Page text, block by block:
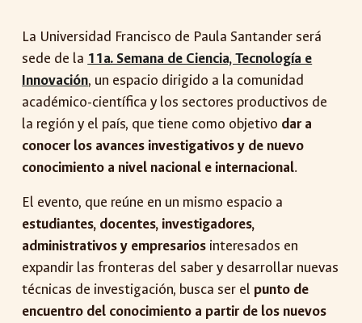
La Universidad Francisco de Paula Santander será
sede de la 11a. Semana de Ciencia, Tecnología e
Innovación, un espacio dirigido a la comunidad
académico-científica y los sectores productivos de
la región y el país, que tiene como objetivo dar a
conocer los avances investigativos y de nuevo
conocimiento a nivel nacional e internacional.
El evento, que reúne en un mismo espacio a
estudiantes, docentes, investigadores,
administrativos y empresarios interesados en
expandir las fronteras del saber y desarrollar nuevas
técnicas de investigación, busca ser el punto de
encuentro del conocimiento a partir de los nuevos